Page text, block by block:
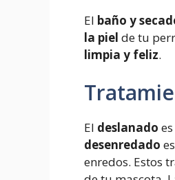
El baño y
la piel de tu
limpia y feliz.
El deslanado
desenredado
enredos. Estos